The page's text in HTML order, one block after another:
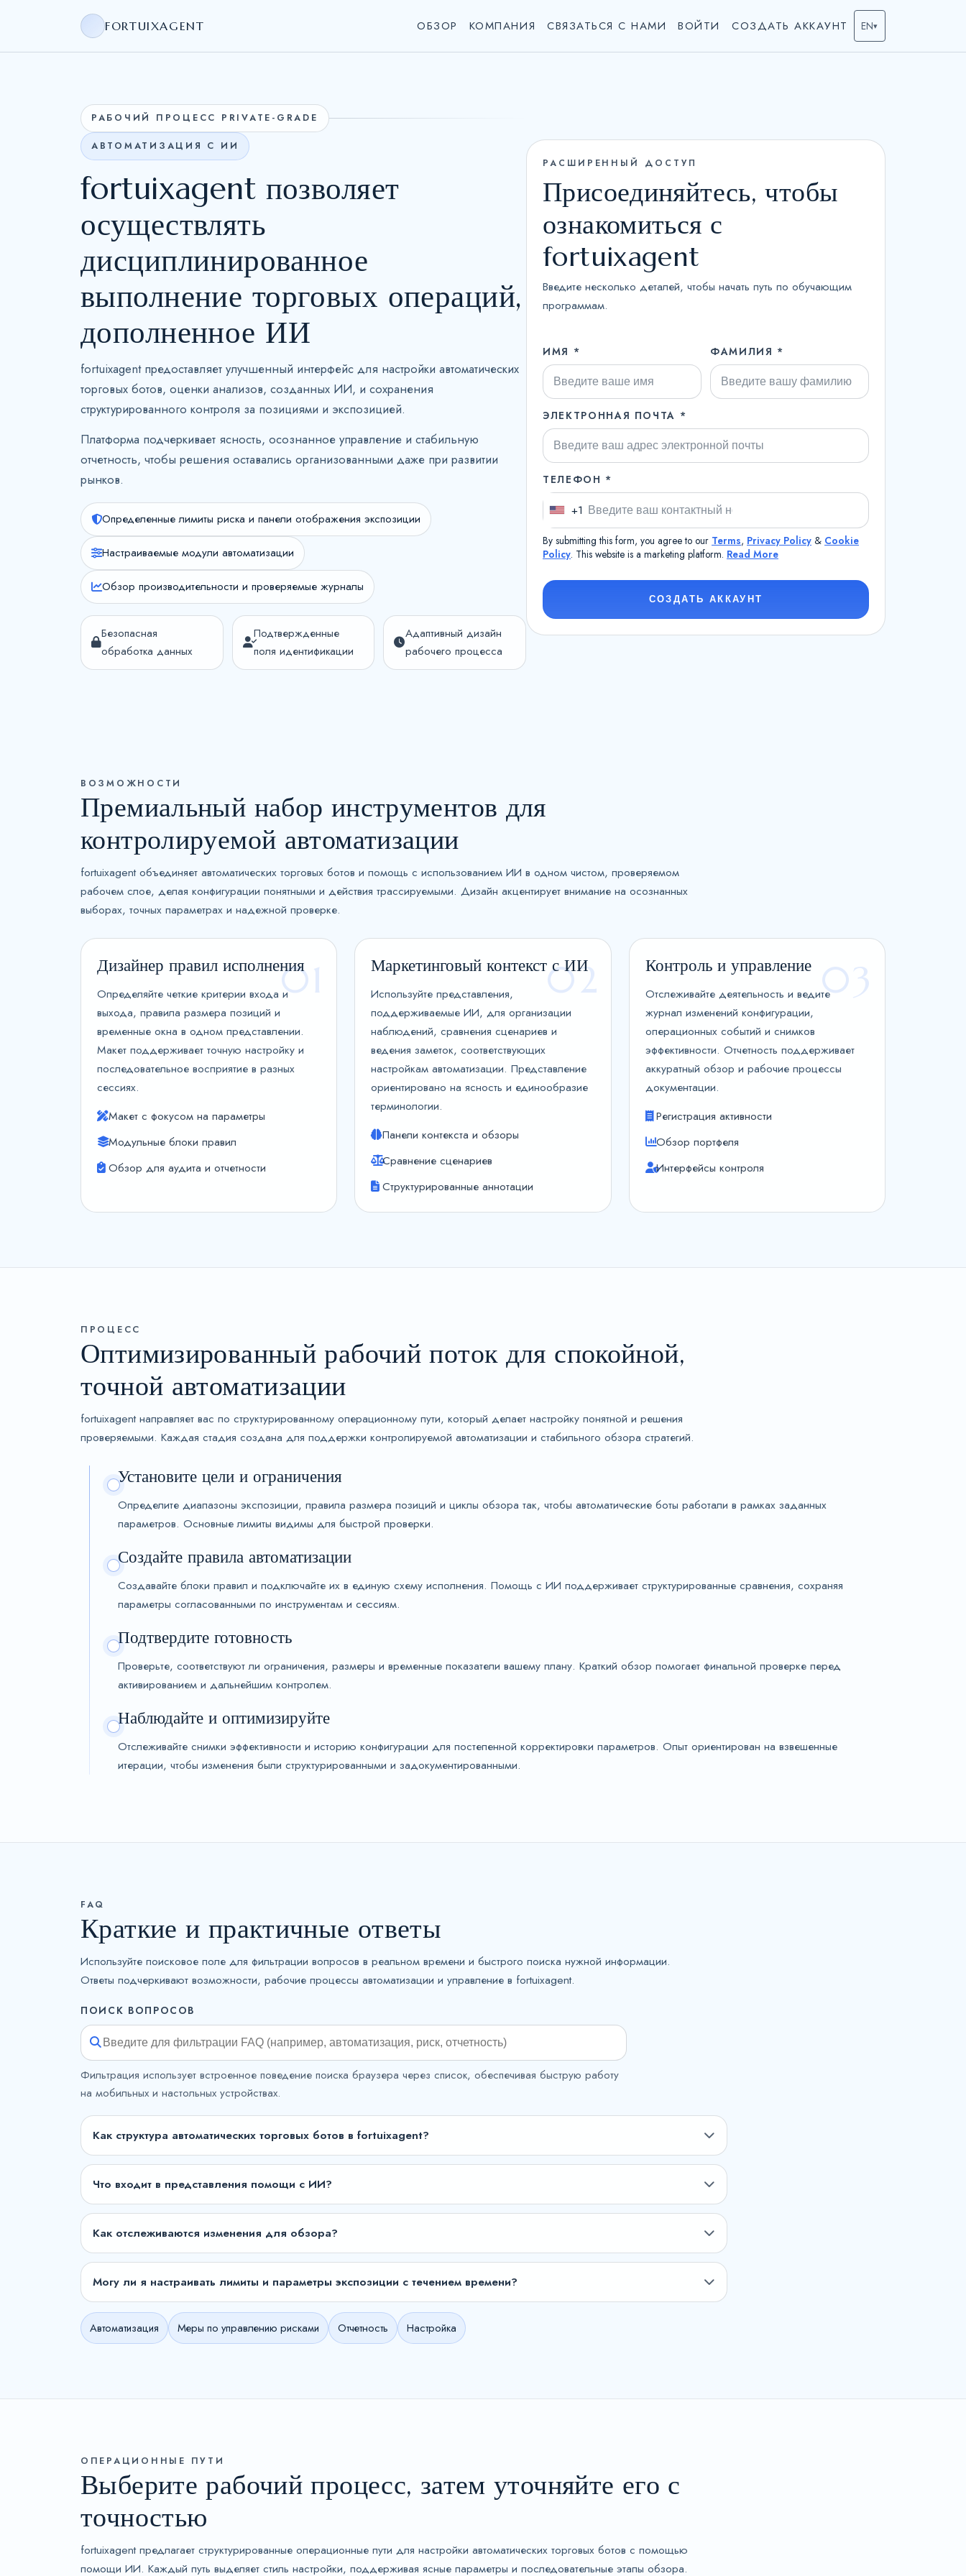
FORTUIXAGENT ОБЗОР КОМПАНИЯ СВЯЗАТЬСЯ С НАМИ ВОЙТИ СОЗДАТЬ АККАУНТ EN▾
РАБОЧИЙ ПРОЦЕСС PRIVATE-GRADE
АВТОМАТИЗАЦИЯ С ИИ
fortuixagent позволяет
осуществлять
дисциплинированное
выполнение торговых операций,
дополненное ИИ
fortuixagent предоставляет улучшенный интерфейс для настройки автоматических
торговых ботов, оценки анализов, созданных ИИ, и сохранения
структурированного контроля за позициями и экспозицией.
Платформа подчеркивает ясность, осознанное управление и стабильную
отчетность, чтобы решения оставались организованными даже при развитии
рынков.
Определенные лимиты риска и панели отображения экспозиции
Настраиваемые модули автоматизации
Обзор производительности и проверяемые журналы
Безопасная
обработка данных
Подтвержденные
поля идентификации
Адаптивный дизайн
рабочего процесса
РАСШИРЕННЫЙ ДОСТУП
Присоединяйтесь, чтобы
ознакомиться с
fortuixagent
Введите несколько деталей, чтобы начать путь по обучающим
программам.
ИМЯ * ФАМИЛИЯ *
ЭЛЕКТРОННАЯ ПОЧТА *
ТЕЛЕФОН *
U
n
i
+1
By submitting this form, you agree to our Terms, Privacy Policy & Cookie
Policy. This website is a marketing platform. Read More
СОЗДАТЬ АККАУНТ
ВОЗМОЖНОСТИ
Премиальный набор инструментов для
контролируемой автоматизации
fortuixagent объединяет автоматических торговых ботов и помощь с использованием ИИ в одном чистом, проверяемом
рабочем слое, делая конфигурации понятными и действия трассируемыми. Дизайн акцентирует внимание на осознанных
выборах, точных параметрах и надежной проверке.
01
Дизайнер правил исполнения
Определяйте четкие критерии входа и
выхода, правила размера позиций и
временные окна в одном представлении.
Макет поддерживает точную настройку и
последовательное восприятие в разных
сессиях.
Макет с фокусом на параметры
Модульные блоки правил
Обзор для аудита и отчетности
02
Маркетинговый контекст с ИИ
Используйте представления,
поддерживаемые ИИ, для организации
наблюдений, сравнения сценариев и
ведения заметок, соответствующих
настройкам автоматизации. Представление
ориентировано на ясность и единообразие
терминологии.
Панели контекста и обзоры
Сравнение сценариев
Структурированные аннотации
03
Контроль и управление
Отслеживайте деятельность и ведите
журнал изменений конфигурации,
операционных событий и снимков
эффективности. Отчетность поддерживает
аккуратный обзор и рабочие процессы
документации.
Регистрация активности
Обзор портфеля
Интерфейсы контроля
ПРОЦЕСС
Оптимизированный рабочий поток для спокойной,
точной автоматизации
fortuixagent направляет вас по структурированному операционному пути, который делает настройку понятной и решения
проверяемыми. Каждая стадия создана для поддержки контролируемой автоматизации и стабильного обзора стратегий.
Установите цели и ограничения
Определите диапазоны экспозиции, правила размера позиций и циклы обзора так, чтобы автоматические боты работали в рамках заданных
параметров. Основные лимиты видимы для быстрой проверки.
Создайте правила автоматизации
Создавайте блоки правил и подключайте их в единую схему исполнения. Помощь с ИИ поддерживает структурированные сравнения, сохраняя
параметры согласованными по инструментам и сессиям.
Подтвердите готовность
Проверьте, соответствуют ли ограничения, размеры и временные показатели вашему плану. Краткий обзор помогает финальной проверке перед
активированием и дальнейшим контролем.
Наблюдайте и оптимизируйте
Отслеживайте снимки эффективности и историю конфигурации для постепенной корректировки параметров. Опыт ориентирован на взвешенные
итерации, чтобы изменения были структурированными и задокументированными.
FAQ
Краткие и практичные ответы
Используйте поисковое поле для фильтрации вопросов в реальном времени и быстрого поиска нужной информации.
Ответы подчеркивают возможности, рабочие процессы автоматизации и управление в fortuixagent.
ПОИСК ВОПРОСОВ
Фильтрация использует встроенное поведение поиска браузера через список, обеспечивая быструю работу
на мобильных и настольных устройствах.
Как структура автоматических торговых ботов в fortuixagent?
Что входит в представления помощи с ИИ?
Как отслеживаются изменения для обзора?
Могу ли я настраивать лимиты и параметры экспозиции с течением времени?
Автоматизация Меры по управлению рисками Отчетность Настройка
ОПЕРАЦИОННЫЕ ПУТИ
Выберите рабочий процесс, затем уточняйте его с
точностью
fortuixagent предлагает структурированные операционные пути для настройки автоматических торговых ботов с помощью
помощи ИИ. Каждый путь выделяет стиль настройки, поддерживая ясные параметры и последовательные этапы обзора.